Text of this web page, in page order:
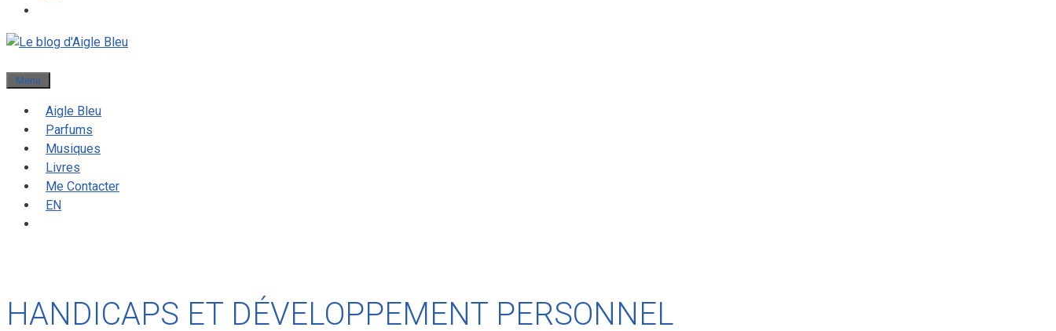
Menu
Aigle Bleu
Parfums
Musiques
Livres
Me Contacter
EN
HANDICAPS ET DÉVELOPPEMENT PERSONNEL